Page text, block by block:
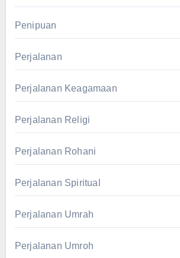
Penipuan
Perjalanan
Perjalanan Keagamaan
Perjalanan Religi
Perjalanan Rohani
Perjalanan Spiritual
Perjalanan Umrah
Perjalanan Umroh